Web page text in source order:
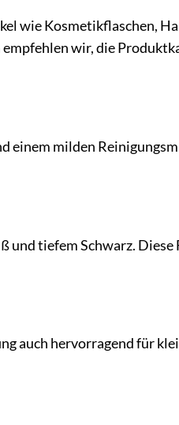
wie Kosmetikflaschen,
wir, die
einem milden
und tiefem Schwarz.
auch hervorragend für